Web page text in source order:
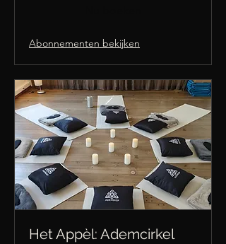
Abonnementen bekijken
Het Appèl: Ademcirkel